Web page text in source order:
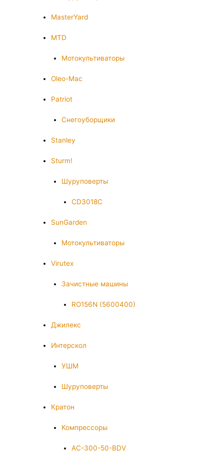
MasterYard
MTD
Мотокультиваторы
Oleo-Mac
Patriot
Снегоуборщики
Stanley
Sturm!
Шуруповерты
CD3018C
SunGarden
Мотокультиваторы
Virutex
Зачистные машины
RO156N (5600400)
Джилекс
Интерскол
УШМ
Шуруповерты
Кратон
Компрессоры
AC-300-50-BDV